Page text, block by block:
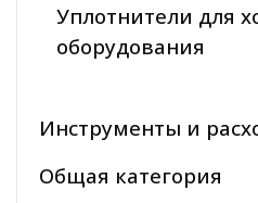
Уплотнители для
оборудования
Инструменты и
Общая категория